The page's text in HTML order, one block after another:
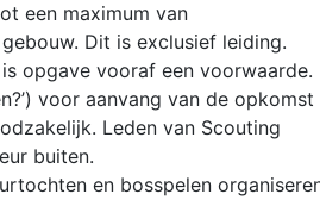
een maximum van
Dit is exclusief leiding.
opgave vooraf een voorwaarde.
voor aanvang van de opkomst
Leden van Scouting
buiten.
en bosspelen